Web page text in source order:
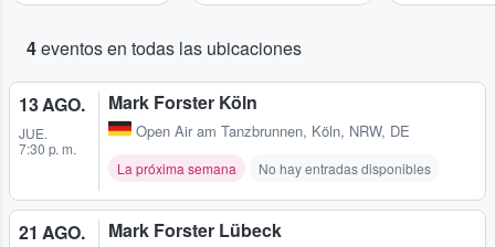
4eventos en todas las ubicaciones
13 AGO.
JUE.
7:30 p. m.
Mark Forster Köln
Open Air am Tanzbrunnen, Köln, NRW, DE
La próxima semana No hay entradas disponibles
21 AGO. Mark Forster Lübeck